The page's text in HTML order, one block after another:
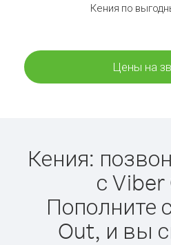
Кения по
Цены на
Кения:
с Viber
Пополните
Out, и вы